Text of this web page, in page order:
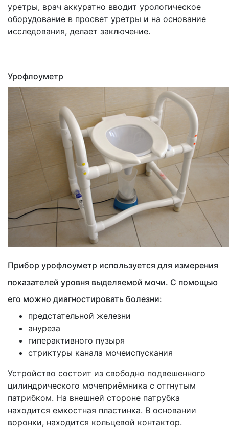
уретры, врач аккуратно вводит урологическое
оборудование в просвет уретры и на основание
исследования, делает заключение.
Урофлоуметр
Прибор урофлоуметр используется для измерения
показателей уровня выделяемой мочи. С помощью
его можно диагностировать болезни:
предстательной железни
ануреза
гиперактивного пузыря
стриктуры канала мочеиспускания
Устройство состоит из свободно подвешенного
цилиндрического мочеприёмника с отгнутым
патрибком. На внешней стороне патрубка
находится емкостная пластинка. В основании
воронки, находится кольцевой контактор.